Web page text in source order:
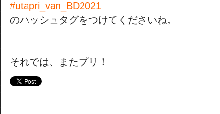
#utapri_van_BD2021
のハッシュタグをつけてくださいね。
それでは、またプリ！